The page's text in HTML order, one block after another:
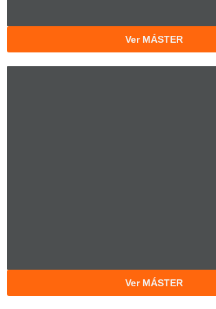
Ver MÁSTER
Ver MÁSTER